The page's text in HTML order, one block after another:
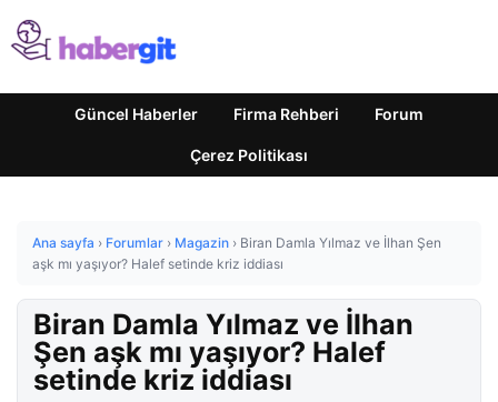
Güncel Haberler Firma Rehberi Forum
Çerez Politikası
Ana sayfa › Forumlar › Magazin › Biran Damla Yılmaz ve İlhan Şen
aşk mı yaşıyor? Halef setinde kriz iddiası
Biran Damla Yılmaz ve İlhan
Şen aşk mı yaşıyor? Halef
setinde kriz iddiası